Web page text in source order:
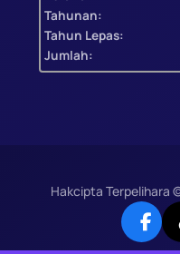
Tahunan:
Tahun Lepas:
Jumlah:
Hakcipta Terpelihara